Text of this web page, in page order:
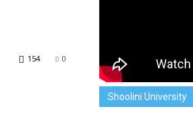
0
154
Shoolini University